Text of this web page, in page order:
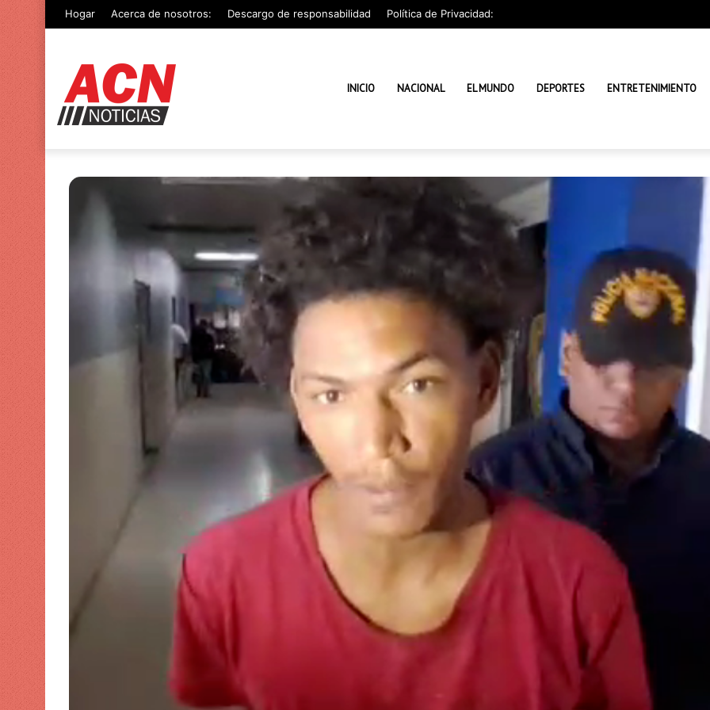
Hogar Acerca de nosotros: Descargo de responsabilidad Política de Privacidad:
INICIO NACIONAL EL MUNDO DEPORTES ENTRETENIMIENTO